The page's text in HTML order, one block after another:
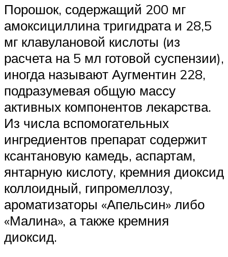
Порошок, содержащий 200 мг
амоксициллина тригидрата и 28,5
мг клавулановой кислоты (из
расчета на 5 мл готовой суспензии),
иногда называют Аугментин 228,
подразумевая общую массу
активных компонентов лекарства.
Из числа вспомогательных
ингредиентов препарат содержит
ксантановую камедь, аспартам,
янтарную кислоту, кремния диоксид
коллоидный, гипромеллозу,
ароматизаторы «Апельсин» либо
«Малина», а также кремния
диоксид.